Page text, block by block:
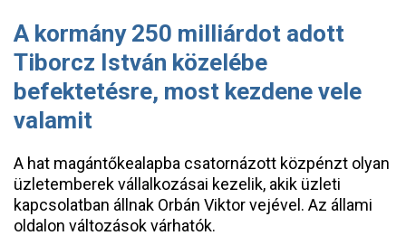
A kormány 250 milliárdot adott
Tiborcz István közelébe
befektetésre, most kezdene vele
valamit
A hat magántőkealapba csatornázott közpénzt olyan
üzletemberek vállalkozásai kezelik, akik üzleti
kapcsolatban állnak Orbán Viktor vejével. Az állami
oldalon változások várhatók.